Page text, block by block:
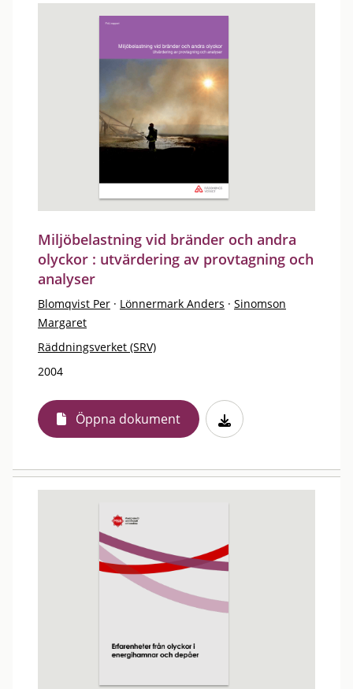
Miljöbelastning vid bränder och andra
olyckor : utvärdering av provtagning och
analyser
Blomqvist Per · Lönnermark Anders · Sinomson
Margaret
Räddningsverket (SRV)
2004
Öppna dokument